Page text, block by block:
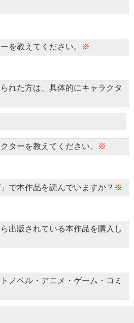
を教えてください。 ※
れた方は、具体的にキャラクタ
ターを教えてください。 ※
で本作品を読んでいますか？ ※
出版されている本作品を購入し
ノベル・アニメ・ゲーム・コミ